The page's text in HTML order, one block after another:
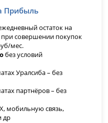
Прибыль
остаток на
совершении покупок
мес.
без условий
Уралсиба – без
партнёров – без
мобильную связь,
др